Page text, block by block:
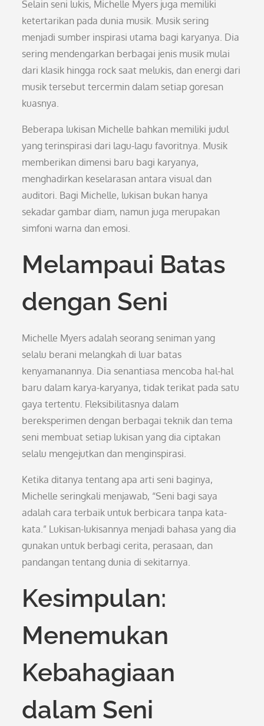
Selain seni lukis, Michelle Myers juga memiliki
ketertarikan pada dunia musik. Musik sering
menjadi sumber inspirasi utama bagi karyanya. Dia
sering mendengarkan berbagai jenis musik mulai
dari klasik hingga rock saat melukis, dan energi dari
musik tersebut tercermin dalam setiap goresan
kuasnya.
Beberapa lukisan Michelle bahkan memiliki judul
yang terinspirasi dari lagu-lagu favoritnya. Musik
memberikan dimensi baru bagi karyanya,
menghadirkan keselarasan antara visual dan
auditori. Bagi Michelle, lukisan bukan hanya
sekadar gambar diam, namun juga merupakan
simfoni warna dan emosi.
Melampaui Batas
dengan Seni
Michelle Myers adalah seorang seniman yang
selalu berani melangkah di luar batas
kenyamanannya. Dia senantiasa mencoba hal-hal
baru dalam karya-karyanya, tidak terikat pada satu
gaya tertentu. Fleksibilitasnya dalam
bereksperimen dengan berbagai teknik dan tema
seni membuat setiap lukisan yang dia ciptakan
selalu mengejutkan dan menginspirasi.
Ketika ditanya tentang apa arti seni baginya,
Michelle seringkali menjawab, “Seni bagi saya
adalah cara terbaik untuk berbicara tanpa kata-
kata.” Lukisan-lukisannya menjadi bahasa yang dia
gunakan untuk berbagi cerita, perasaan, dan
pandangan tentang dunia di sekitarnya.
Kesimpulan:
Menemukan
Kebahagiaan
dalam Seni